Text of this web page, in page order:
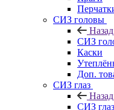
СИЗ головы
Назад
СИЗ
Каски
Доп.
СИЗ глаз
Назад
СИЗ глаз